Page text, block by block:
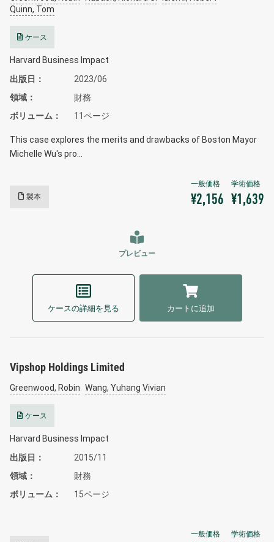
Quinn, Tom
ケース
Harvard Business Impact
出版日
2023/06
領域
財務
ボリューム
11ページ
This case explores the merits and drawbacks of Boston Mayor
Michelle Wu's pro…
製本 ¥2,156 ¥1,639
プレビュー
ケースの詳細を見る カートに追加
Vipshop Holdings Limited
Greenwood, Robin Wang, Yuhang Vivian
ケース
Harvard Business Impact
出版日
2015/11
領域
財務
ボリューム
15ページ